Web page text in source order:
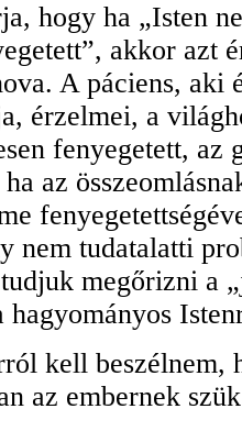
hogy ha „Isten
akkor azt
A páciens, aki
érzelmei, a
fenyegetett,
az
nem tudatalatti
megőrizni a
hagyományos
kell beszélnem,
az embernek